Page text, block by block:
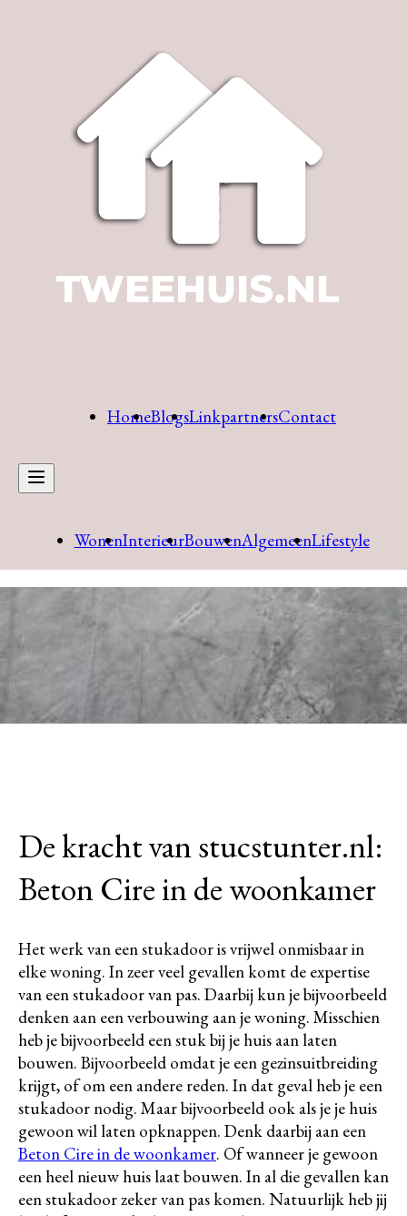
HomeBlogsLinkpartnersContact
WonenInterieurBouwenAlgemeenLifestyle
De kracht van stucstunter.nl:
Beton Cire in de woonkamer
Het werk van een stukadoor is vrijwel onmisbaar in
elke woning. In zeer veel gevallen komt de expertise
van een stukadoor van pas. Daarbij kun je bijvoorbeeld
denken aan een verbouwing aan je woning. Misschien
heb je bijvoorbeeld een stuk bij je huis aan laten
bouwen. Bijvoorbeeld omdat je een gezinsuitbreiding
krijgt, of om een andere reden. In dat geval heb je een
stukadoor nodig. Maar bijvoorbeeld ook als je je huis
gewoon wil laten opknappen. Denk daarbij aan een
Beton Cire in de woonkamer. Of wanneer je gewoon
een heel nieuw huis laat bouwen. In al die gevallen kan
een stukadoor zeker van pas komen. Natuurlijk heb jij